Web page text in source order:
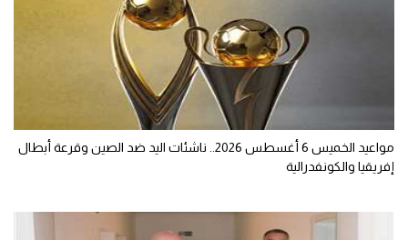
مواعيد الخميس 6 أغسطس 2026.. ناشئات اليد ضد الصين وقرعة أبطال
إفريقيا والكونفدرالية